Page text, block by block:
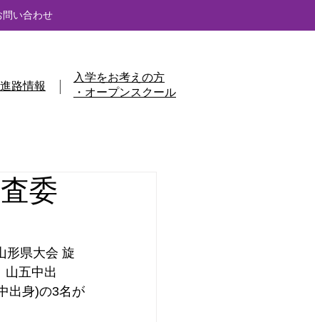
問い合わせ
進路情報
入学をお考えの方
・オープンスクール
委
形県大会 旋
山五中出
出身)の3名が